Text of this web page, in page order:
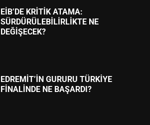
EİB’DE KRİTİK ATAMA:
SÜRDÜRÜLEBİLİRLİKTE NE
DEĞİŞECEK?
EDREMİT’İN GURURU TÜRKİYE
FİNALİNDE NE BAŞARDI?